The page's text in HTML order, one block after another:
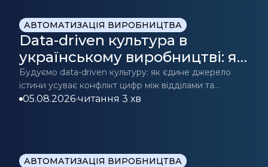
АВТОМАТИЗАЦІЯ ВИРОБНИЦТВА
Data-driven культура в
українському виробництві: як
CRM/ERP стає джерелом
істини для прийняття рішень
Будуємо data-driven культуру: як єдине джерело
істини усуває конфлікт цифр між відділами та
допомагає приймати точні бізнес-рішення.
05.08.2026•читання 3 хв
АВТОМАТИЗАЦІЯ ВИРОБНИЦТВА